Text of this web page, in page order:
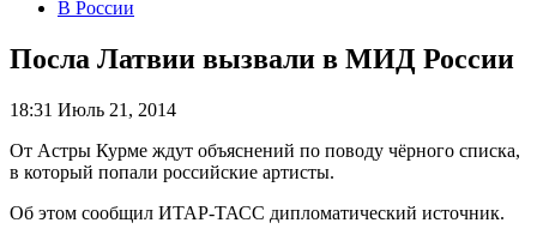
В России
Посла Латвии вызвали в МИД России
18:31 Июль 21, 2014
От Астры Курме ждут объяснений по поводу чёрного списка,
в который попали российские артисты.
Об этом сообщил ИТАР-ТАСС дипломатический источник.